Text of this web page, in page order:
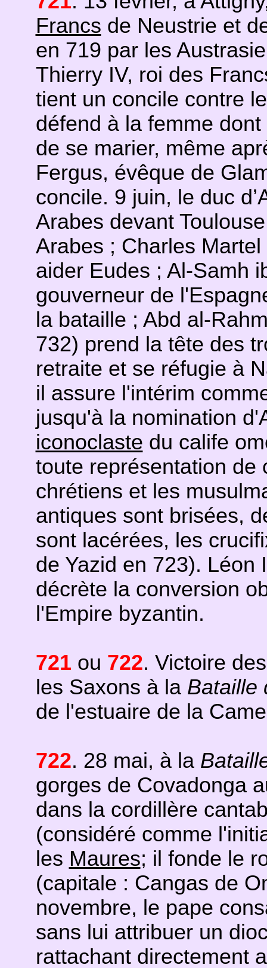
Francs de Neustrie et
en 719 par les
Thierry IV, roi des
tient un concile contre
défend à la femme
de se marier, même
Fergus, évêque de
concile. 9 juin, le duc
Arabes devant
Arabes ; Charles
aider Eudes ; Al-Samh
gouverneur de
la bataille ; Abd al-
732) prend la tête des
retraite et se réfugie à
il assure l'intérim
jusqu'à la nomination
iconoclaste du calife
toute représentation de
chrétiens et les
antiques sont brisées,
sont lacérées, les
de Yazid en 723). Léon
décrète la conversion
l'Empire byzantin.
721 ou 722. Victoire
les Saxons à la Bataille
de l'estuaire de la
722. 28 mai, à la
gorges de Covadonga
dans la cordillère
(considéré comme
les Maures; il fonde le
(capitale : Cangas de
novembre, le pape
sans lui attribuer un
rattachant directement